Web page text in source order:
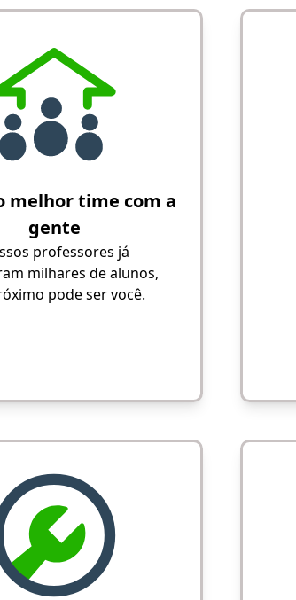
melhor time com a
gente
professores já
milhares de alunos,
pode ser você.